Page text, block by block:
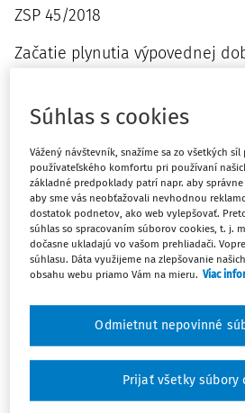
ZSP 45/2018
Začatie plynutia výpovednej
zákonníka je rozhodujúci moment
poštovej schránky adresáta, kedy
považovaná za doručenú.
zásielky do poštovej schránky
objektívnu možnosť oboznámiť sa s
nadobudnutie účinkov doručenia
doručovanej zásielky úkonu
plynutia odbernej lehoty na
UZNESENIENAJVYŠŠIEHO SÚDU SR,
Máte
Súhlas s cookies
Vážený návštevník, snažíme sa zo všetkých
používateľského komfortu pri používaní
základné predpoklady patrí napr. aby
aby sme vás neobťažovali nevhodnou
dostatok podnetov, ako web vylepšovať.
súhlas so spracovaním súborov cookies, t. j.
dočasne ukladajú vo vašom prehliadači.
súhlasu. Dáta využijeme na zlepšovanie
obsahu webu priamo Vám na mieru. Viac
Odmietnut nepovinné
Prijať všetky súbory